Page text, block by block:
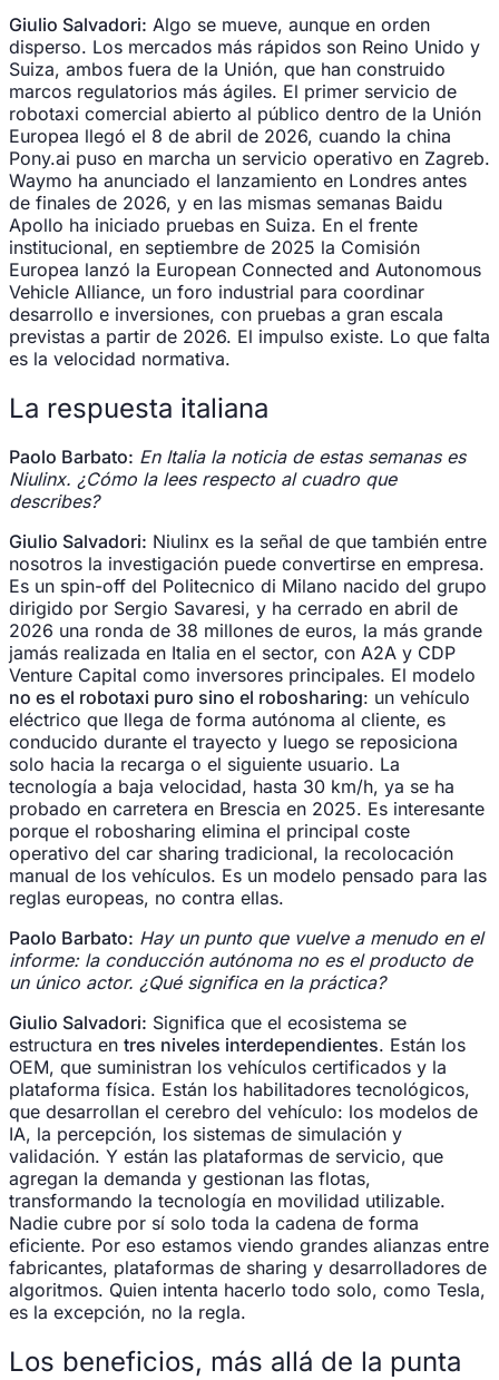
Giulio Salvadori: Algo se mueve, aunque en orden
disperso. Los mercados más rápidos son Reino Unido y
Suiza, ambos fuera de la Unión, que han construido
marcos regulatorios más ágiles. El primer servicio de
robotaxi comercial abierto al público dentro de la Unión
Europea llegó el 8 de abril de 2026, cuando la china
Pony.ai puso en marcha un servicio operativo en Zagreb.
Waymo ha anunciado el lanzamiento en Londres antes
de finales de 2026, y en las mismas semanas Baidu
Apollo ha iniciado pruebas en Suiza. En el frente
institucional, en septiembre de 2025 la Comisión
Europea lanzó la European Connected and Autonomous
Vehicle Alliance, un foro industrial para coordinar
desarrollo e inversiones, con pruebas a gran escala
previstas a partir de 2026. El impulso existe. Lo que falta
es la velocidad normativa.
La respuesta italiana
Paolo Barbato: En Italia la noticia de estas semanas es
Niulinx. ¿Cómo la lees respecto al cuadro que
describes?
Giulio Salvadori: Niulinx es la señal de que también entre
nosotros la investigación puede convertirse en empresa.
Es un spin-off del Politecnico di Milano nacido del grupo
dirigido por Sergio Savaresi, y ha cerrado en abril de
2026 una ronda de 38 millones de euros, la más grande
jamás realizada en Italia en el sector, con A2A y CDP
Venture Capital como inversores principales. El modelo
no es el robotaxi puro sino el robosharing: un vehículo
eléctrico que llega de forma autónoma al cliente, es
conducido durante el trayecto y luego se reposiciona
solo hacia la recarga o el siguiente usuario. La
tecnología a baja velocidad, hasta 30 km/h, ya se ha
probado en carretera en Brescia en 2025. Es interesante
porque el robosharing elimina el principal coste
operativo del car sharing tradicional, la recolocación
manual de los vehículos. Es un modelo pensado para las
reglas europeas, no contra ellas.
Paolo Barbato: Hay un punto que vuelve a menudo en el
informe: la conducción autónoma no es el producto de
un único actor. ¿Qué significa en la práctica?
Giulio Salvadori: Significa que el ecosistema se
estructura en tres niveles interdependientes. Están los
OEM, que suministran los vehículos certificados y la
plataforma física. Están los habilitadores tecnológicos,
que desarrollan el cerebro del vehículo: los modelos de
IA, la percepción, los sistemas de simulación y
validación. Y están las plataformas de servicio, que
agregan la demanda y gestionan las flotas,
transformando la tecnología en movilidad utilizable.
Nadie cubre por sí solo toda la cadena de forma
eficiente. Por eso estamos viendo grandes alianzas entre
fabricantes, plataformas de sharing y desarrolladores de
algoritmos. Quien intenta hacerlo todo solo, como Tesla,
es la excepción, no la regla.
Los beneficios, más allá de la punta